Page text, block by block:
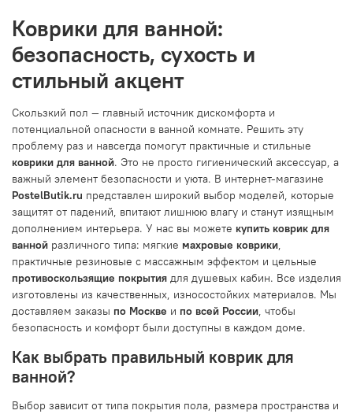
Коврики для ванной:
безопасность, сухость и
стильный акцент
Скользкий пол — главный источник дискомфорта и
потенциальной опасности в ванной комнате. Решить эту
проблему раз и навсегда помогут практичные и стильные
коврики для ванной. Это не просто гигиенический аксессуар, а
важный элемент безопасности и уюта. В интернет-магазине
PostelButik.ru представлен широкий выбор моделей, которые
защитят от падений, впитают лишнюю влагу и станут изящным
дополнением интерьера. У нас вы можете купить коврик для
ванной различного типа: мягкие махровые коврики,
практичные резиновые с массажным эффектом и цельные
противоскользящие покрытия для душевых кабин. Все изделия
изготовлены из качественных, износостойких материалов. Мы
доставляем заказы по Москве и по всей России, чтобы
безопасность и комфорт были доступны в каждом доме.
Как выбрать правильный коврик для
ванной?
Выбор зависит от типа покрытия пола, размера пространства и